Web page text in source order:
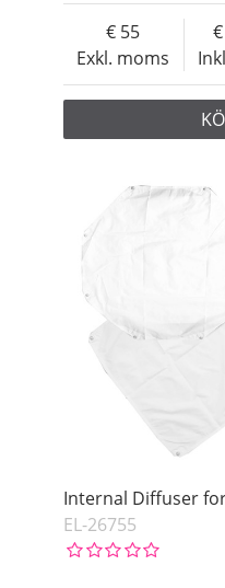
Exkl. moms
55
Internal Diffuser
EL-26755